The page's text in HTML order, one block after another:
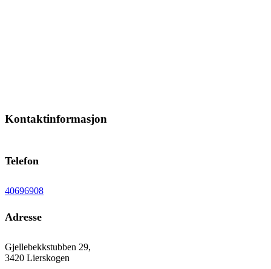
Kontaktinformasjon
Telefon
40696908
Adresse
Gjellebekkstubben 29,
3420 Lierskogen